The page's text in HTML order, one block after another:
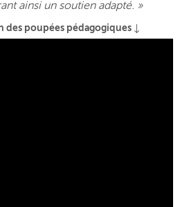
ainsi un soutien adapté. »
des poupées pédagogiques ↓